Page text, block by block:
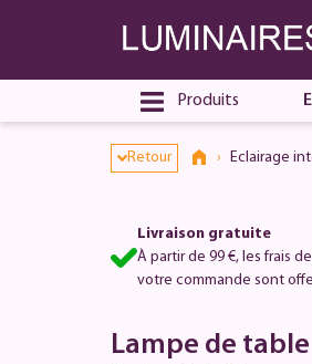
Produits
Retour Eclairage
Livraison gratuite
À partir de 99 €, les frais
votre commande sont
Lampe de table